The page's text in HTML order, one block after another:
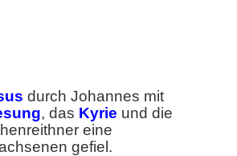
durch Johannes mit
, das Kyrie und die
eine
gefiel.